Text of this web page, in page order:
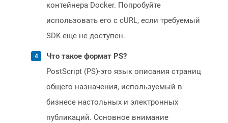
контейнера Docker. Попробуйте
использовать его с cURL, если требуемый
SDK еще не доступен.
Что такое формат PS?
PostScript (PS)-это язык описания страниц
общего назначения, используемый в
бизнесе настольных и электронных
публикаций. Основное внимание